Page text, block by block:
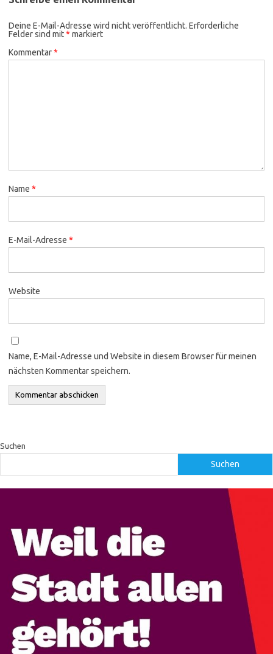
Deine E-Mail-Adresse wird nicht veröffentlicht. Erforderliche
Felder sind mit* markiert
Kommentar*
Name *
E-Mail-Adresse *
Website
Name, E-Mail-Adresse und Website in diesem Browser für meinen
nächsten Kommentar speichern.
Suchen
Suchen